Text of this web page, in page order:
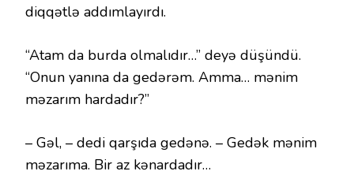
diqqətlə addımlayırdı.
“Atam da burda olmalıdır…” deyə düşündü.
“Onun yanına da gedərəm. Amma… mənim
məzarım hardadır?”
– Gəl, – dedi qarşıda gedənə. – Gedək mənim
məzarıma. Bir az kənardadır…